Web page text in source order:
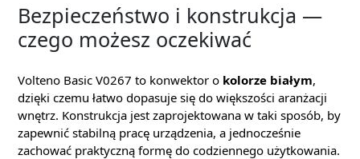
Bezpieczeństwo i konstrukcja —
czego możesz oczekiwać
Volteno Basic V0267 to konwektor o kolorze białym,
dzięki czemu łatwo dopasuje się do większości aranżacji
wnętrz. Konstrukcja jest zaprojektowana w taki sposób, by
zapewnić stabilną pracę urządzenia, a jednocześnie
zachować praktyczną formę do codziennego użytkowania.